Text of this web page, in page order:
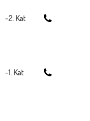
-2. Kat
-1. Kat